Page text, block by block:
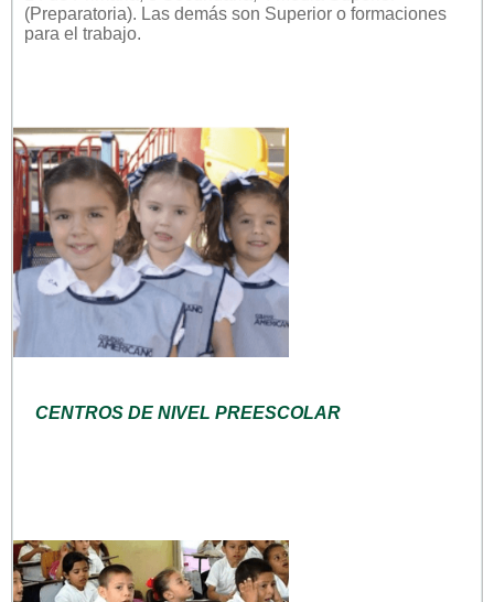
(Preparatoria). Las demás son Superior o formaciones
para el trabajo.
CENTROS DE NIVEL PREESCOLAR